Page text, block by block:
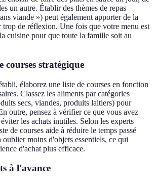
un autre. Établir des thèmes de repas
viande ») peut également apporter de la
trop de réflexion. Une fois que votre menu est
cuisine pour que toute la famille soit au
courses stratégique
élaborez une liste de courses en fonction
Classez les aliments par catégories
secs, viandes, produits laitiers) pour
outre, pensez à vérifier ce que vous avez
les achats inutiles. Selon les experts
de courses aide à réduire le temps passé
oublier moins d'objets essentiels, ce qui
d'achat plus efficace.
à l'avance